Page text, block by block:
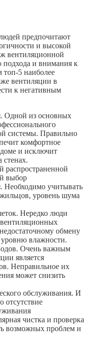
предпочитают
и высокой
вентиляционной
подхода и внимания к
топ-5 наиболее
вентиляции в
к негативным
Одной из основных
системы. Правильно
комфортное
и исключит
стенах.
распространенной
выбор
Необходимо учитывать
уровень шума
Нередко люди
обмену
влажности.
Очень важным
является
Неправильное их
может снизить
обслуживания. И
отсутствие
чистка и проверка
возможных проблем и